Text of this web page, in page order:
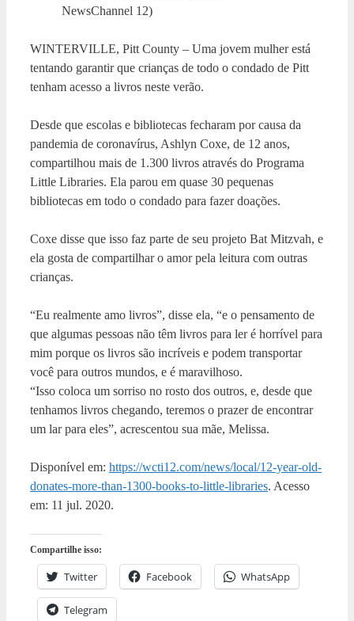
NewsChannel 12)
WINTERVILLE, Pitt County – Uma jovem mulher está
tentando garantir que crianças de todo o condado de Pitt
tenham acesso a livros neste verão.
Desde que escolas e bibliotecas fecharam por causa da
pandemia de coronavírus, Ashlyn Coxe, de 12 anos,
compartilhou mais de 1.300 livros através do Programa
Little Libraries. Ela parou em quase 30 pequenas
bibliotecas em todo o condado para fazer doações.
Coxe disse que isso faz parte de seu projeto Bat Mitzvah, e
ela gosta de compartilhar o amor pela leitura com outras
crianças.
“Eu realmente amo livros”, disse ela, “e o pensamento de
que algumas pessoas não têm livros para ler é horrível para
mim porque os livros são incríveis e podem transportar
você para outros mundos, e é maravilhoso.
“Isso coloca um sorriso no rosto dos outros, e, desde que
tenhamos livros chegando, teremos o prazer de encontrar
um lar para eles”, acrescentou sua mãe, Melissa.
Disponível em: https://wcti12.com/news/local/12-year-old-
donates-more-than-1300-books-to-little-libraries. Acesso
em: 11 jul. 2020.
Compartilhe isso:
Twitter Facebook WhatsApp
Telegram